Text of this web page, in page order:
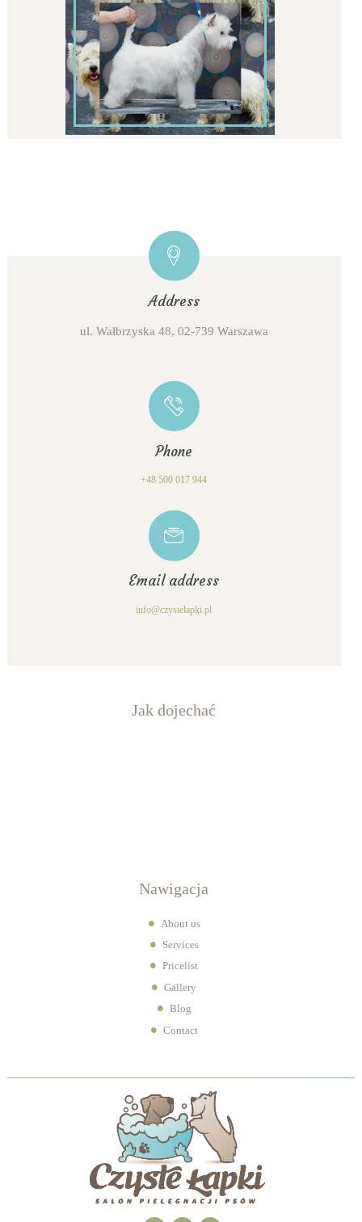
Address
ul. Wałbrzyska 48, 02-739 Warszawa
Phone
+48 500 017 944
Email address
info@czystelapki.pl
Jak dojechać
Nawigacja
About us
Services
Pricelist
Gallery
Blog
Contact